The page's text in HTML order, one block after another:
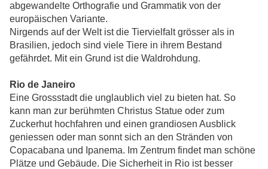
abgewandelte Orthografie und Grammatik von der
europäischen Variante.
Nirgends auf der Welt ist die Tiervielfalt grösser als in
Brasilien, jedoch sind viele Tiere in ihrem Bestand
gefährdet. Mit ein Grund ist die Waldrohdung.
Rio de Janeiro
Eine Grossstadt die unglaublich viel zu bieten hat. So
kann man zur berühmten Christus Statue oder zum
Zuckerhut hochfahren und einen grandiosen Ausblick
geniessen oder man sonnt sich an den Stränden von
Copacabana und Ipanema. Im Zentrum findet man schöne
Plätze und Gebäude. Die Sicherheit in Rio ist besser